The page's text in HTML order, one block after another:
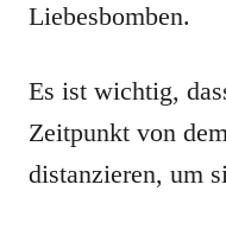
Liebesbomben.
Es ist wichtig,
Zeitpunkt von
distanzieren, um